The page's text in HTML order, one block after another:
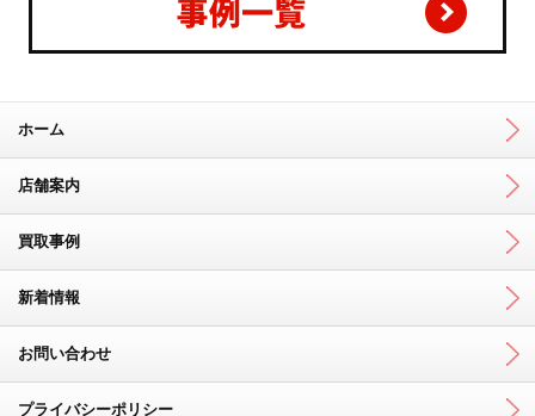
ホーム
店舗案内
買取事例
新着情報
お問い合わせ
プライバシーポリシー